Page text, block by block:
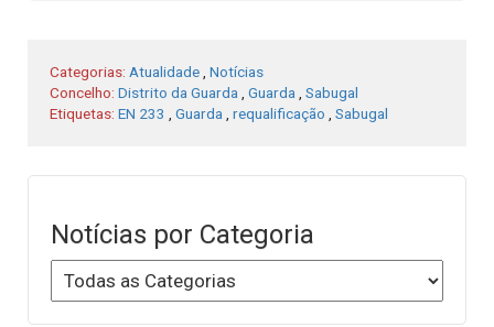
Categorias: Atualidade, Notícias
Concelho: Distrito da Guarda, Guarda, Sabugal
Etiquetas: EN 233 , Guarda, requalificação , Sabugal
Notícias por Categoria